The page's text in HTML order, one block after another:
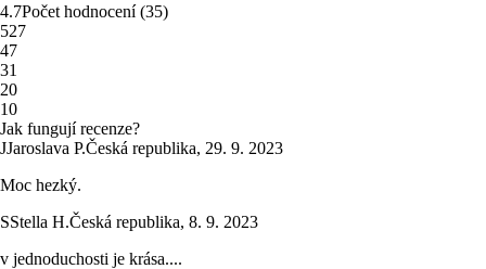
4.7Počet hodnocení(35)
527
47
31
20
10
Jak fungují recenze?
JJaroslava P.Česká republika, 29. 9. 2023
Moc hezký.
SStella H.Česká republika, 8. 9. 2023
v jednoduchosti je krása....